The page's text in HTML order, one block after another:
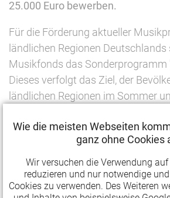
25.000 Euro bewerben.
Für die Förderung aktueller
ländlichen Regionen
Musikfonds das Sonderprogramm
Dieses verfolgt das Ziel, der
ländlichen Regionen im Sommer
zu unterbreiten, damit auch
Kulturmetropolen das Bedürfnis
experimenteller und
werden kann. Beantragt werden
Fördersummen zwischen 15.000
Wie die meisten Webseiten
ganz ohne Cookies
Wir versuchen die Verwendung
reduzieren und nur notwendige
Cookies zu verwenden. Des Weiteren